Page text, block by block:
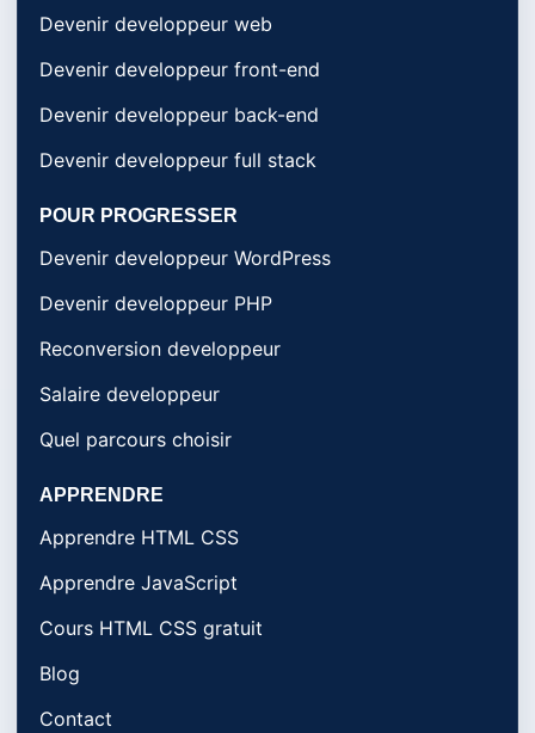
Devenir developpeur web
Devenir developpeur front-end
Devenir developpeur back-end
Devenir developpeur full stack
POUR PROGRESSER
Devenir developpeur WordPress
Devenir developpeur PHP
Reconversion developpeur
Salaire developpeur
Quel parcours choisir
APPRENDRE
Apprendre HTML CSS
Apprendre JavaScript
Cours HTML CSS gratuit
Blog
Contact